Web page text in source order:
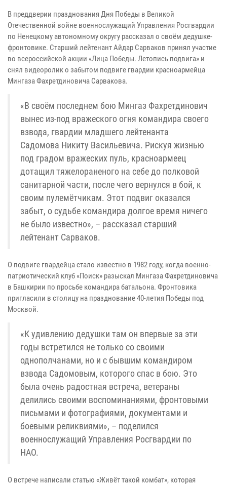
В преддверии празднования Дня Победы в Великой
Отечественной войне военнослужащий Управления Росгвардии
по Ненецкому автономному округу рассказал о своём дедушке-
фронтовике. Старший лейтенант Айдар Сарваков принял участие
во всероссийской акции «Лица Победы. Летопись подвига» и
снял видеоролик о забытом подвиге гвардии красноармейца
Мингаза Фахретдиновича Сарвакова.
«В своём последнем бою Мингаз Фахретдинович
вынес из-под вражеского огня командира своего
взвода, гвардии младшего лейтенанта
Садомова Никиту Васильевича. Рискуя жизнью
под градом вражеских пуль, красноармеец
дотащил тяжелораненого на себе до полковой
санитарной части, после чего вернулся в бой, к
своим пулемётчикам. Этот подвиг оказался
забыт, о судьбе командира долгое время ничего
не было известно», – рассказал старший
лейтенант Сарваков.
О подвиге гвардейца стало известно в 1982 году, когда военно-
патриотический клуб «Поиск» разыскал Мингаза Фахретдиновича
в Башкирии по просьбе командира батальона. Фронтовика
пригласили в столицу на празднование 40-летия Победы под
Москвой.
«К удивлению дедушки там он впервые за эти
годы встретился не только со своими
однополчанами, но и с бывшим командиром
взвода Садомовым, которого спас в бою. Это
была очень радостная встреча, ветераны
делились своими воспоминаниями, фронтовыми
письмами и фотографиями, документами и
боевыми реликвиями», – поделился
военнослужащий Управления Росгвардии по
НАО.
О встрече написали статью «Живёт такой комбат», которая